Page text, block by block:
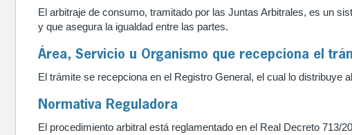
El arbitraje de consumo, tramitado por las Juntas Arbitrales, es un
y que asegura la igualdad entre las partes.
Área, Servicio u Organismo que recepciona el
El trámite se recepciona en el Registro General, el cual lo distribuye
Normativa Reguladora
El procedimiento arbitral está reglamentado en el Real Decreto 713/